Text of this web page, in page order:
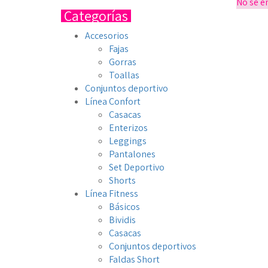
Categorías
Accesorios
Fajas
Gorras
Toallas
Conjuntos deportivo
Línea Confort
Casacas
Enterizos
Leggings
Pantalones
Set Deportivo
Shorts
Línea Fitness
Básicos
Bividis
Casacas
Conjuntos deportivos
Faldas Short